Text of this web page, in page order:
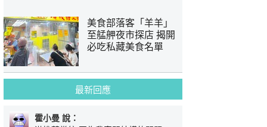
美食部落客「羊羊」
至艋舺夜市探店 揭開
必吃私藏美食名單
最新回應
霍小曼 說：